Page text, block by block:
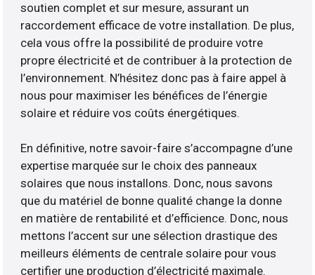
soutien complet et sur mesure, assurant un
raccordement efficace de votre installation. De plus,
cela vous offre la possibilité de produire votre
propre électricité et de contribuer à la protection de
l’environnement. N’hésitez donc pas à faire appel à
nous pour maximiser les bénéfices de l’énergie
solaire et réduire vos coûts énergétiques.
En définitive, notre savoir-faire s’accompagne d’une
expertise marquée sur le choix des panneaux
solaires que nous installons. Donc, nous savons
que du matériel de bonne qualité change la donne
en matière de rentabilité et d’efficience. Donc, nous
mettons l’accent sur une sélection drastique des
meilleurs éléments de centrale solaire pour vous
certifier une production d’électricité maximale.